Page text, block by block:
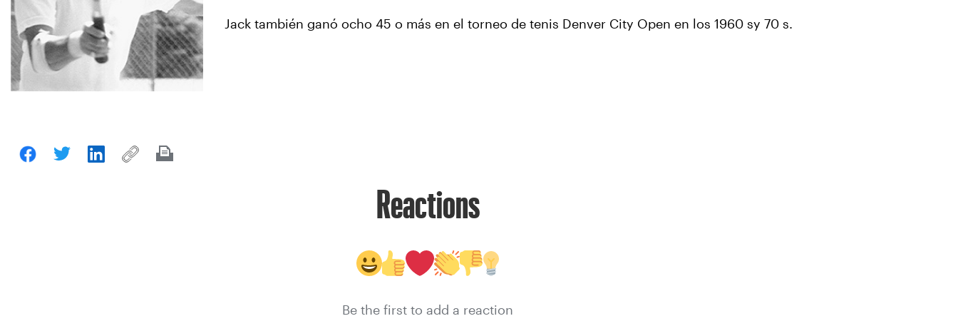
Jack también ganó ocho 45 o más en el torneo de tenis Denver City Open en los 1960 sy 70 s.
Reactions
Be the first to add a reaction